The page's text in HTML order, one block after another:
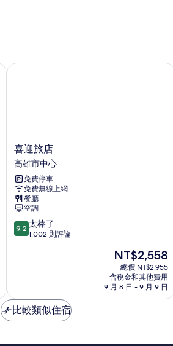
喜
迎
旅
店
高
雄
市
中
心
喜迎旅店
高雄市中心
免費停車
免費無線上網
餐廳
空調
9.2
分，
棒
了，
1,002
9.2 太棒了
1,002 則評論
現
在
價
格
為
NT$2,558
總價 NT$2,955
含稅金和其他費用
9 月 8 日 - 9 月 9 日
喜迎旅店
比較類似住宿